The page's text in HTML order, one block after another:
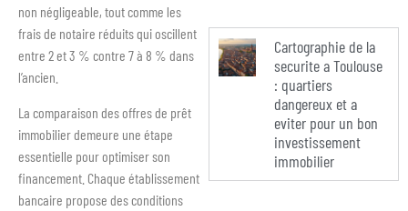
non négligeable, tout comme les
frais de notaire réduits qui oscillent
entre 2 et 3 % contre 7 à 8 % dans
l’ancien.
La comparaison des offres de prêt
immobilier demeure une étape
essentielle pour optimiser son
financement. Chaque établissement
bancaire propose des conditions
Cartographie de la
securite a Toulouse
: quartiers
dangereux et a
eviter pour un bon
investissement
immobilier